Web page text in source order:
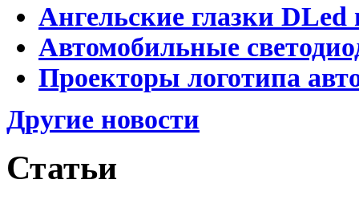
Ангельские глазки DLed
Автомобильные
Проекторы логотипа
Другие новости
Статьи